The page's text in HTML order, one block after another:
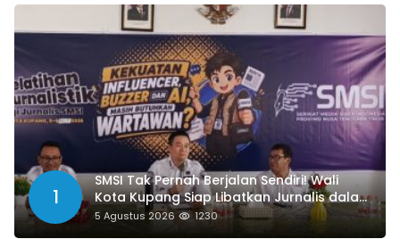
1
SMSI Tak Pernah Berjalan Sendiri! Wali
Kota Kupang Siap Libatkan Jurnalis dalam
Publikasi Program Pemkot
5 Agustus 2026 1230